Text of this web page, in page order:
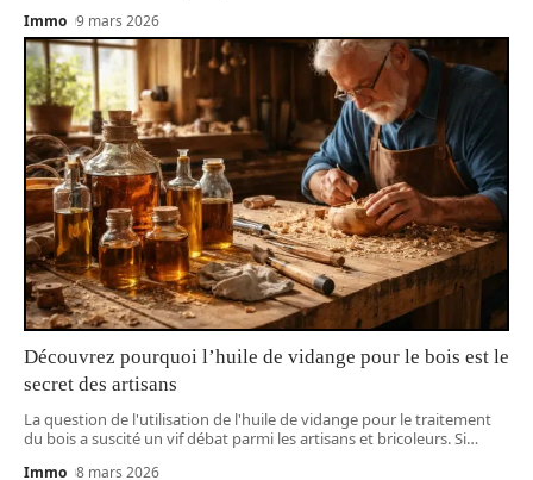
Immo 9 mars 2026
Découvrez pourquoi l’huile de vidange pour le bois est le
secret des artisans
La question de l'utilisation de l'huile de vidange pour le traitement
du bois a suscité un vif débat parmi les artisans et bricoleurs. Si…
Immo 8 mars 2026